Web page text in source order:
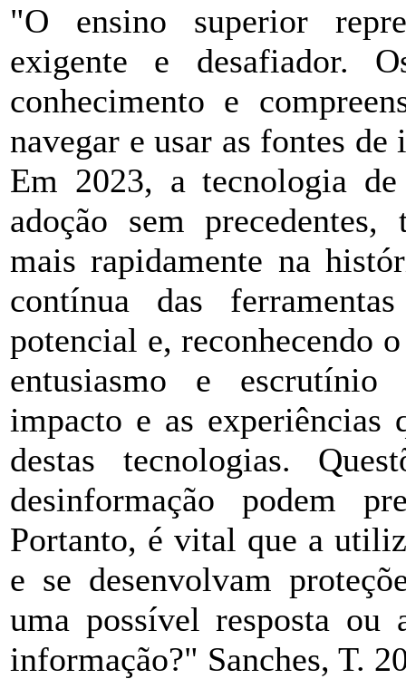
"O ensino superior
exigente e desafiador.
conhecimento e
navegar e usar as fontes
Em 2023, a tecnologia
adoção sem
mais rapidamente na
contínua das
potencial e, reconhecendo
entusiasmo e
impacto e as experiências
destas tecnologias.
desinformação podem
Portanto, é vital que a
e se desenvolvam
uma possível resposta ou
informação?" Sanches, T.